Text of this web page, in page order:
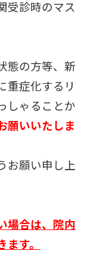
受診時のマス
態の方等、新
重症化するリ
しゃることか
願いいたしま
お願い申し上
場合は、院内
す。